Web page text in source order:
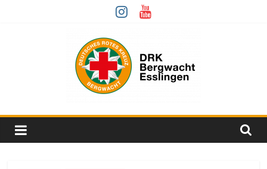
Bergwacht
Esslingen